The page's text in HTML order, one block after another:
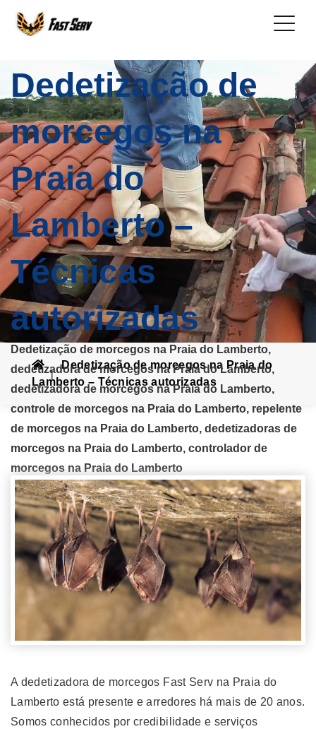
Dedetização de
morcegos na
Praia do
Lamberto –
Técnicas
autorizadas
Dedetização de morcegos na Praia do Lamberto,
dedetizadora de morcegos na Praia do Lamberto,
dedetizadora de morcegos na Praia do Lamberto,
controle de morcegos na Praia do Lamberto, repelente
de morcegos na Praia do Lamberto, dedetizadoras de
morcegos na Praia do Lamberto, controlador de
morcegos na Praia do Lamberto
Dedetização de morcegos na Praia do
Lamberto – Técnicas autorizadas
A dedetizadora de morcegos Fast Serv na Praia do
Lamberto está presente e arredores há mais de 20 anos.
Somos conhecidos por credibilidade e serviços